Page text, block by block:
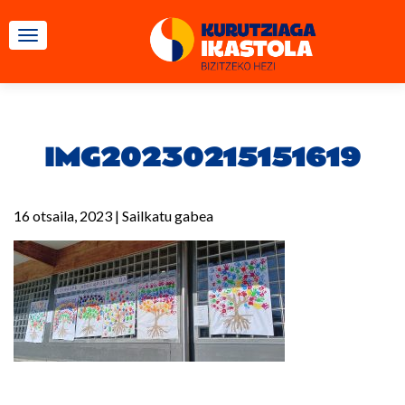
TOGGLE NAVIGATION
IMG20230215151619
16 otsaila, 2023 | Sailkatu gabea